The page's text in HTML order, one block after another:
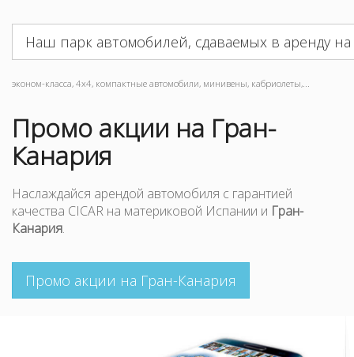
Наш парк автомобилей, сдаваемых в аренду
эконом-класса, 4x4, компактные автомобили, минивены, кабриолеты,...
Промо акции на Гран-
Канария
Наслаждайся арендой автомобиля с гарантией
качества CICAR на материковой Испании и Гран-
Канария.
Промо акции на Гран-Канария